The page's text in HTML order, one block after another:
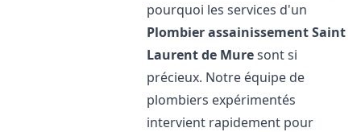
pourquoi les services d'un
Plombier assainissementSaint
Laurent de Muresont si
précieux. Notre équipe de
plombiers expérimentés
intervient rapidement pour